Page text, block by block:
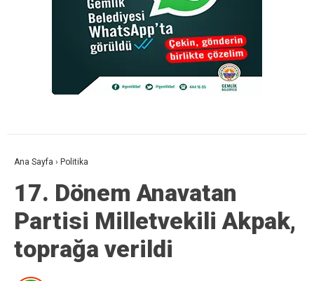
Ana Sayfa › Politika
17. Dönem Anavatan
Partisi Milletvekili Akpak,
toprağa verildi